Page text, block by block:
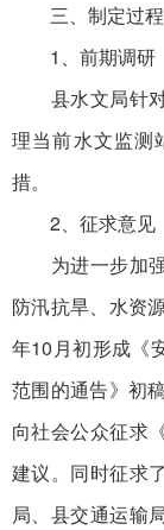
三、制定过程
1、前期调研
县水文局针对
理当前水文监测
措。
2、征求意见
为进一步加强
防汛抗旱、水资
年10月初形成《
范围的通告》初
向社会公众征求
建议。同时征求
局、县交通运输